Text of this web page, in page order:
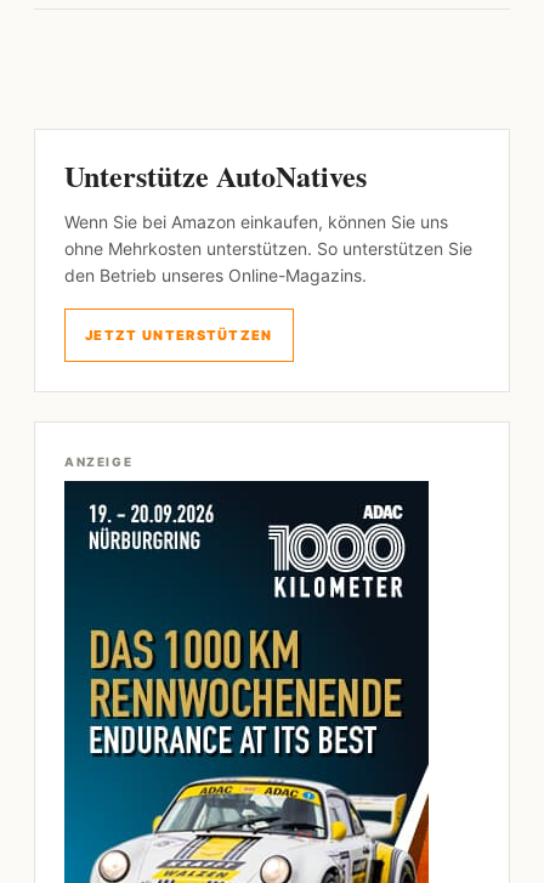
Unterstütze AutoNatives
Wenn Sie bei Amazon einkaufen, können Sie uns
ohne Mehrkosten unterstützen. So unterstützen Sie
den Betrieb unseres Online-Magazins.
JETZT UNTERSTÜTZEN
ANZEIGE